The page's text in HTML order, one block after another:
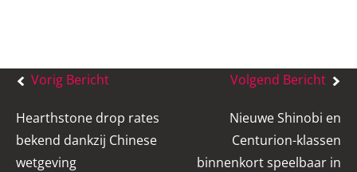
Bericht
Vorig Bericht
Hearthstone drop rates
bekend dankzij Chinese
wetgeving
Volgend Bericht
Nieuwe Shinobi en
Centurion-klassen
binnenkort speelbaar in